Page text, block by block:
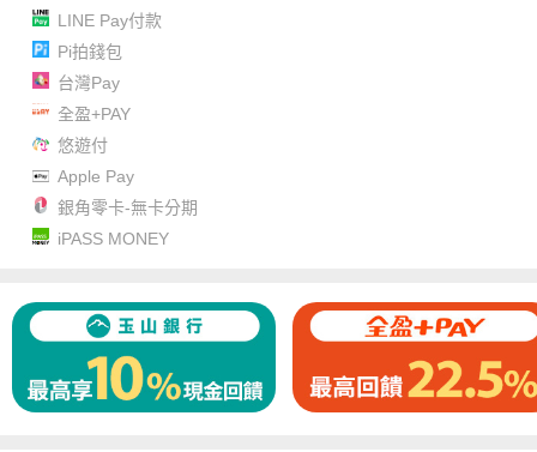
LINE Pay付款
Pi拍錢包
台灣Pay
全盈+PAY
悠遊付
Apple Pay
銀角零卡-無卡分期
iPASS MONEY